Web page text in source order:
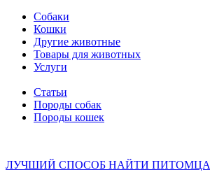
Собаки
Кошки
Другие животные
Товары для животных
Услуги
Статьи
Породы собак
Породы кошек
ЛУЧШИЙ СПОСОБ НАЙТИ ПИТОМЦА